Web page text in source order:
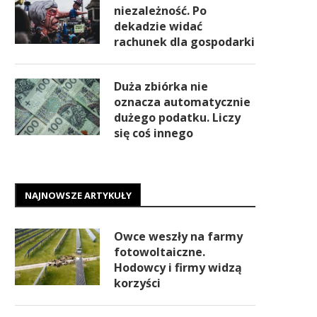
niezależność. Po
dekadzie widać
rachunek dla gospodarki
Duża zbiórka nie
oznacza automatycznie
dużego podatku. Liczy
się coś innego
NAJNOWSZE ARTYKUŁY
Owce weszły na farmy
fotowoltaiczne.
Hodowcy i firmy widzą
korzyści